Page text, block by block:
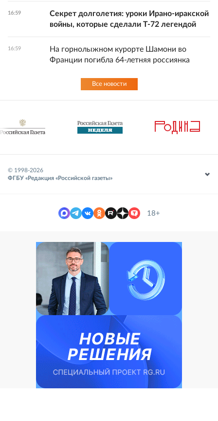
16:59
Секрет долголетия: уроки Ирано-иракской
войны, которые сделали Т-72 легендой
16:59
На горнолыжном курорте Шамони во
Франции погибла 64-летняя россиянка
Все новости
© 1998-2026
ФГБУ «Редакция «Российской газеты»
18+